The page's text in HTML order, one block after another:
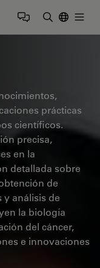
prácticas
científicos.
precisa,
en la
detallada sobre
de
y análisis de
la biología
del cáncer,
e innovaciones